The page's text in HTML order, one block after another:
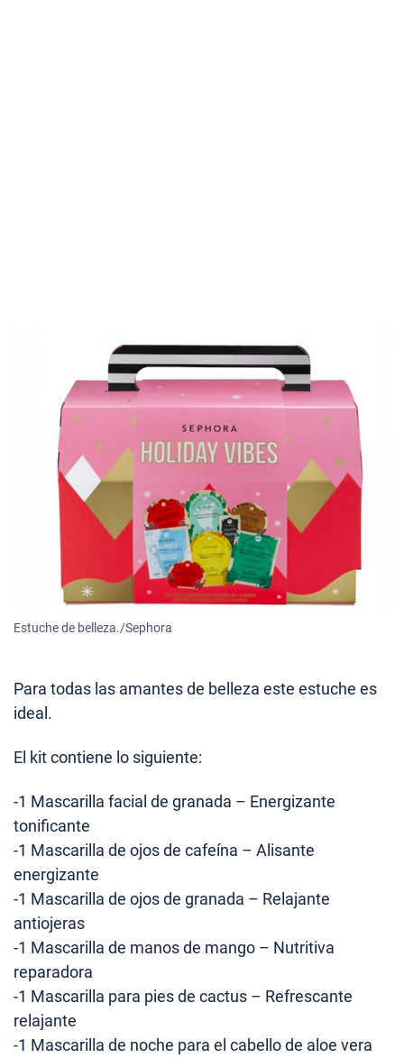
Estuche de belleza./Sephora
Para todas las amantes de belleza este estuche es
ideal.
El kit contiene lo siguiente:
-1 Mascarilla facial de granada – Energizante
tonificante
-1 Mascarilla de ojos de cafeína – Alisante
energizante
-1 Mascarilla de ojos de granada – Relajante
antiojeras
-1 Mascarilla de manos de mango – Nutritiva
reparadora
-1 Mascarilla para pies de cactus – Refrescante
relajante
-1 Mascarilla de noche para el cabello de aloe vera